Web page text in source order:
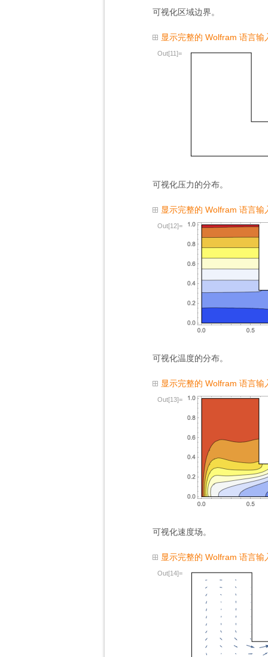
可视化区域边界。
显示完整的 Wolfram 语言输
Out[11]=
可视化压力的分布。
显示完整的 Wolfram 语言输
Out[12]=
可视化温度的分布。
显示完整的 Wolfram 语言输
Out[13]=
可视化速度场。
显示完整的 Wolfram 语言输
Out[14]=